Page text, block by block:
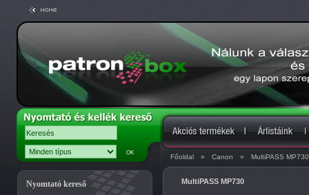
Főoldal » Canon » MultiPASS MP730
Nyomtató kereső MultiPASS MP730